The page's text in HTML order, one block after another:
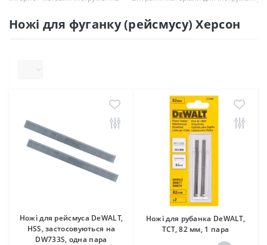
Ножі для фуганку (рейсмусу) Херсон
Ножі для рейсмуса DeWALT,
HSS, застосовуються на
DW733S, одна пара
Ножі для рубанка DeWALT,
ТСТ, 82 мм, 1 пара